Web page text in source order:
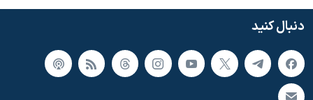
دنبال کنید